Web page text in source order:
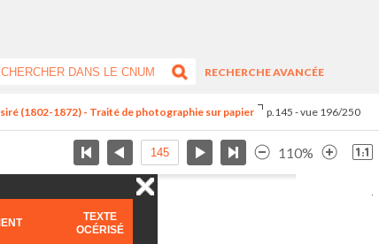
RECHERCHE AVANCÉE
(1802-1872) - Traité de photographie sur papier p.145 - vue 196/250
110%
TEXTE
OCÉRISÉ